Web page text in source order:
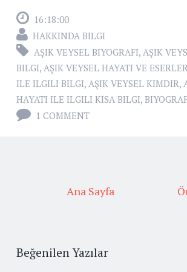
16:18:00
HAKKINDA BILGI
AŞIK VEYSEL BIYOGRAFI, AŞIK
BILGI, AŞIK VEYSEL HAYATI VE
ILE ILGILI BILGI, AŞIK VEYSEL KIMDIR,
HAYATI ILE ILGILI KISA BILGI,
1 COMMENT
Ana Sayfa
Beğenilen Yazılar